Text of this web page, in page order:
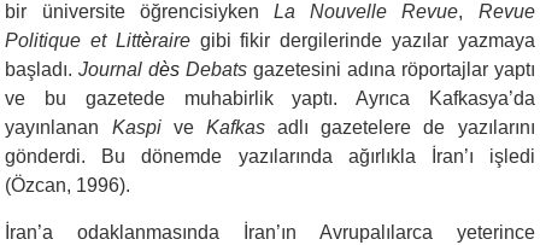
bir üniversite öğrencisiyken La Nouvelle Revue, Revue
Politique et Littèrairegibi fikir dergilerinde yazılar yazmaya
başladı.Journal dès Debats gazetesini adına röportajlar yaptı
ve bu gazetede muhabirlik yaptı. Ayrıca Kafkasya’da
yayınlanan Kaspive Kafkasadlı gazetelere de yazılarını
gönderdi. Bu dönemde yazılarında ağırlıkla İran’ı işledi
(Özcan, 1996).
İran’a odaklanmasında İran’ın Avrupalılarca yeterince